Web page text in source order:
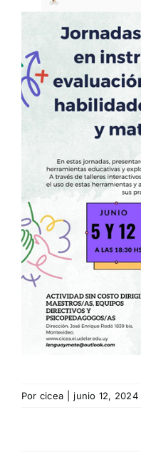
Por cicea junio 12, 2024